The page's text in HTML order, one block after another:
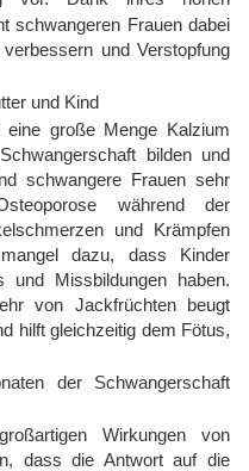
schwangeren Frauen dabei
und Verstopfung
und Kind
große Menge Kalzium
bilden und
schwangere Frauen sehr
während der
und Krämpfen
dazu, dass Kinder
und Missbildungen haben.
von Jackfrüchten beugt
hilft gleichzeitig dem Fötus,
der Schwangerschaft
Wirkungen von
dass die Antwort auf die